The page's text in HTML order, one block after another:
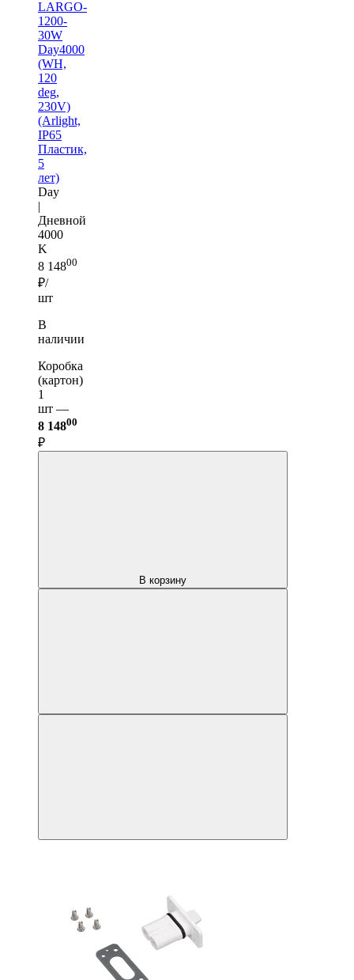
LARGO-
1200-
30W
Day4000
(WH,
120
deg,
230V)
(Arlight,
IP65
Пластик,
5
лет)
Day
|
Дневной
4000
K
8 14800
₽/
шт
В
наличии
Коробка
(картон)
1
шт —
8 14800
₽
В корзину